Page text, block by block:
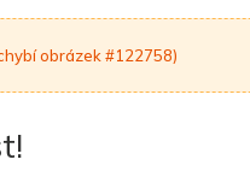
obrázek #122758)